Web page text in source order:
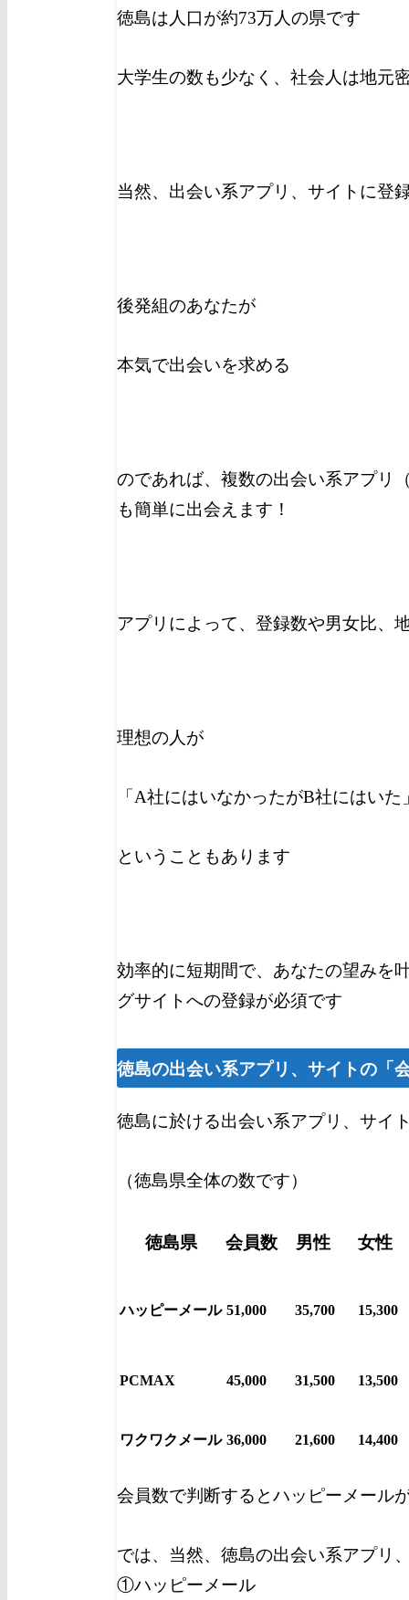
徳島は人口が約73万人の県です
大学生の数も少なく、社会人は地元
当然、出会い系アプリ、サイトに登
後発組のあなたが
本気で出会いを求める
のであれば、複数の出会い系アプリ
も簡単に出会えます！
アプリによって、登録数や男女比、
理想の人が
「A社にはいなかったがB社にはいた
ということもあります
効率的に短期間で、あなたの望みを
グサイトへの登録が必須です
徳島の出会い系アプリ、サイトの「
徳島に於ける出会い系アプリ、サイ
（徳島県全体の数です）
徳島県 会員数 男性 女性
ハッピーメール 51,000 35,700 15,300
PCMAX 45,000 31,500 13,500
ワクワクメール 36,000 21,600 14,400
会員数で判断するとハッピーメール
では、当然、徳島の出会い系アプリ
①ハッピーメール